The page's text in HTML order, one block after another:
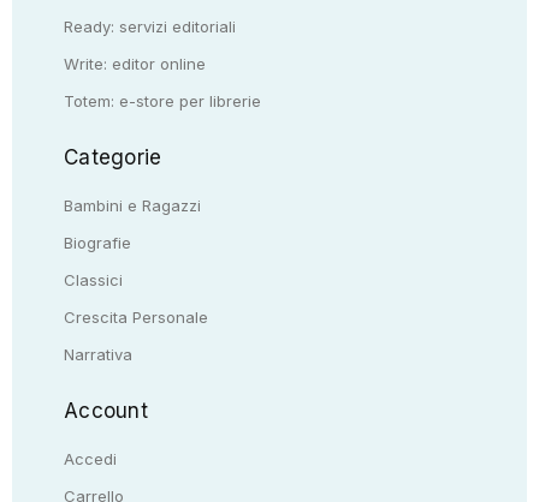
Ready: servizi editoriali
Write: editor online
Totem: e-store per librerie
Categorie
Bambini e Ragazzi
Biografie
Classici
Crescita Personale
Narrativa
Account
Accedi
Carrello